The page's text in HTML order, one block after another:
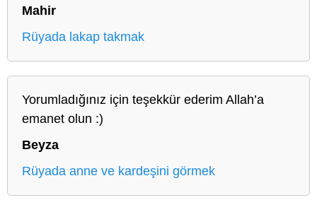
Mahir
Rüyada lakap takmak
Yorumladığınız için teşekkür ederim Allah’a
emanet olun :)
Beyza
Rüyada anne ve kardeşini görmek